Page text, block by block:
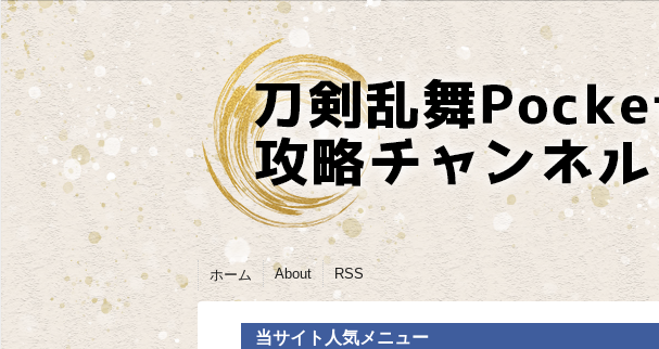
ホーム About RSS
当サイト人気メニュー